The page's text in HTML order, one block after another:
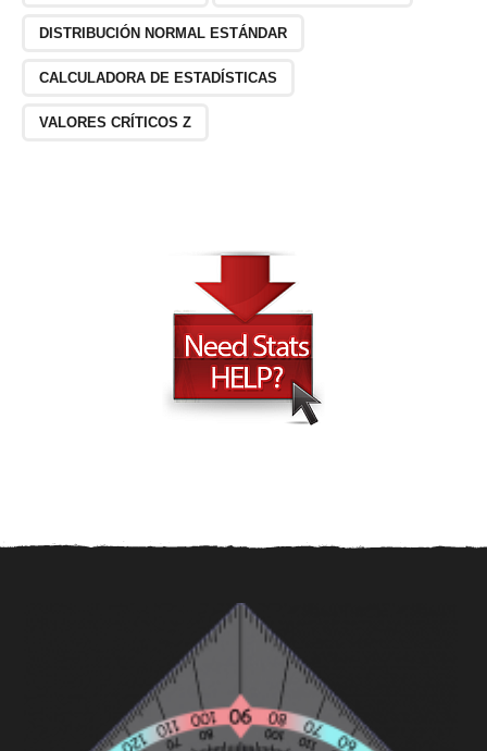
DISTRIBUCIÓN NORMAL ESTÁNDAR
CALCULADORA DE ESTADÍSTICAS
VALORES CRÍTICOS Z